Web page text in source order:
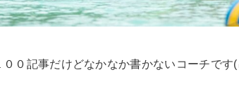
００記事だけどなかなか書かないコーチです